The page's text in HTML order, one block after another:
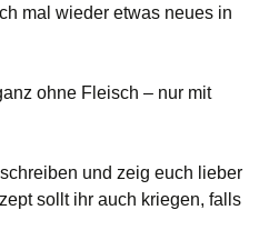
mal wieder etwas neues in
ohne Fleisch – nur mit
und zeig euch lieber
sollt ihr auch kriegen, falls